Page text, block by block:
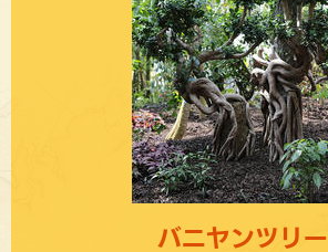
バニヤンツリー